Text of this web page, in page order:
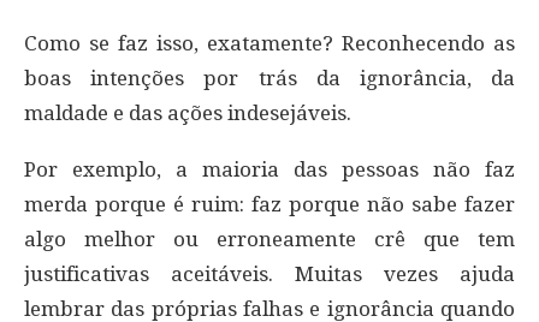
Como se faz isso, exatamente? Reconhecendo as
boas intenções por trás da ignorância, da
maldade e das ações indesejáveis.
Por exemplo, a maioria das pessoas não faz
merda porque é ruim: faz porque não sabe fazer
algo melhor ou erroneamente crê que tem
justificativas aceitáveis. Muitas vezes ajuda
lembrar das próprias falhas e ignorância quando